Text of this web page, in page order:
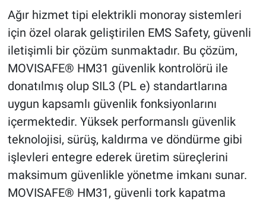
Ağır hizmet tipi elektrikli monoray sistemleri
için özel olarak geliştirilen EMS Safety, güvenli
iletişimli bir çözüm sunmaktadır. Bu çözüm,
MOVISAFE® HM31 güvenlik kontrolörü ile
donatılmış olup SIL3 (PL e) standartlarına
uygun kapsamlı güvenlik fonksiyonlarını
içermektedir. Yüksek performanslı güvenlik
teknolojisi, sürüş, kaldırma ve döndürme gibi
işlevleri entegre ederek üretim süreçlerini
maksimum güvenlikle yönetme imkanı sunar.
MOVISAFE® HM31, güvenli tork kapatma